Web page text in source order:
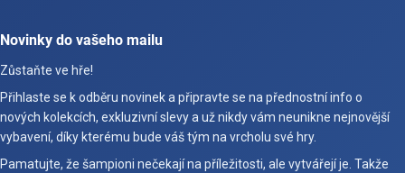
Novinky do vašeho mailu
Zůstaňte ve hře!
Přihlaste se k odběru novinek a připravte se na přednostní info o
nových kolekcích, exkluzivní slevy a už nikdy vám neunikne nejnovější
vybavení, díky kterému bude váš tým na vrcholu své hry.
Pamatujte, že šampioni nečekají na příležitosti, ale vytvářejí je. Takže